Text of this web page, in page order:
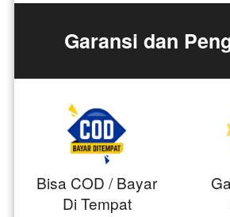
Garansi dan
Bisa COD / Bayar
Di Tempat